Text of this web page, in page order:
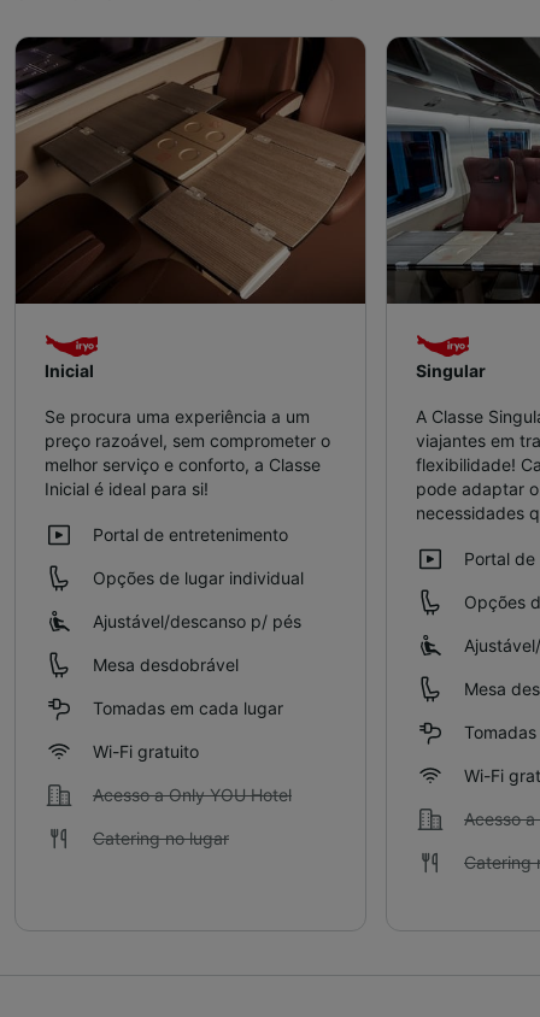
Inicial
Se procura uma experiência a um
preço razoável, sem comprometer o
melhor serviço e conforto, a Classe
Inicial é ideal para si!
Portal de entretenimento
Opções de lugar individual
Ajustável/descanso p/ pés
Mesa desdobrável
Tomadas em cada lugar
Wi-Fi gratuito
Acesso a Only YOU Hotel
Catering no lugar
Singular
A Classe
viajantes em
flexibilidade!
pode adaptar
necessidades
Portal
Opções
Mesa
Wi-Fi
Acesso a
Catering